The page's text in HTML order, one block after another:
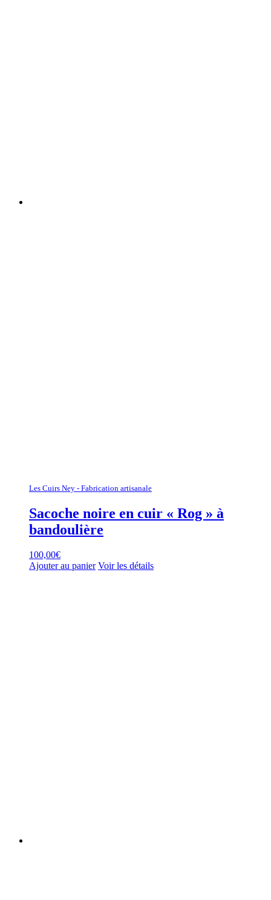
Les Cuirs Ney - Fabrication artisanale
Sacoche noire en cuir « Rog » à
bandoulière
100,00€
Ajouter au panier Voir les détails